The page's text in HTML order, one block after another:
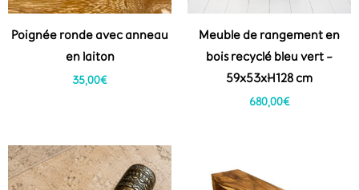
Poignée ronde avec anneau
en laiton
35,00€
Meuble de rangement en
bois recyclé bleu vert –
59x53xH128 cm
680,00€